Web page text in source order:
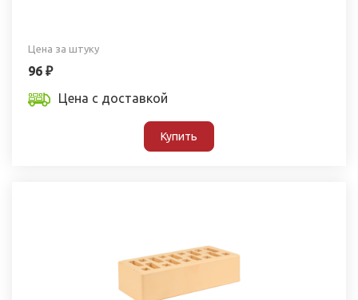
Цена за штуку
96 ₽
Цена с доставкой
Купить